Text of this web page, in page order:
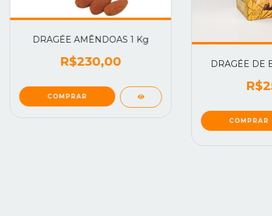
DRAGÉE AMÊNDOAS 1 Kg
R$230,00
COMPRAR
DRAGÉE DE